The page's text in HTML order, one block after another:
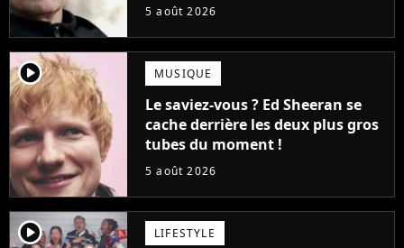
la série (et on ne parle pas du
5 août 2026
player2 MUSIQUE
Le saviez-vous ? Ed Sheeran se
cache derrière les deux plus gros
tubes du moment !
5 août 2026
player2 LIFESTYLE